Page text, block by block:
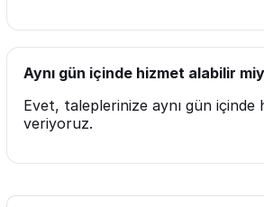
Aynı gün içinde hizmet alabilir
Evet, taleplerinize aynı gün içinde
veriyoruz.